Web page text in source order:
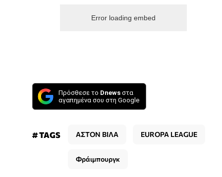
Error loading embed
Πρόσθεσε το Dnews στα
αγαπημένα σου στη Google
# TAGS ΑΣΤΟΝ ΒΙΛΑ EUROPA LEAGUE
Φράιμπουργκ